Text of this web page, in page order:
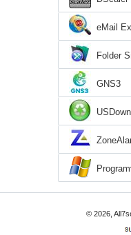
eMail
Folder
GNS3
© 2026,